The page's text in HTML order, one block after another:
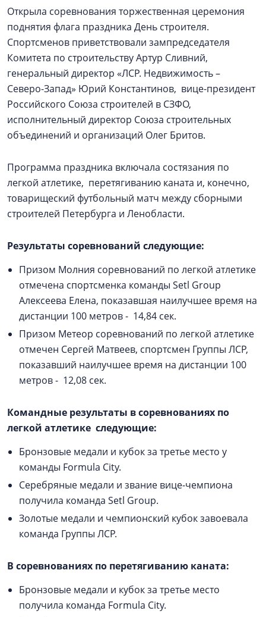
Открыла соревнования торжественная церемония
поднятия флага праздника День строителя.
Спортсменов приветствовали зампредседателя
Комитета по строительству Артур Сливний,
генеральный директор «ЛСР. Недвижимость –
Северо-Запад» Юрий Константинов, вице-президент
Российского Союза строителей в СЗФО,
исполнительный директор Союза строительных
объединений и организаций Олег Бритов.
Программа праздника включала состязания по
легкой атлетике, перетягиванию каната и, конечно,
товарищеский футбольный матч между сборными
строителей Петербурга и Ленобласти.
Результаты соревнований следующие:
Призом Молния соревнований по легкой атлетике
отмечена спортсменка команды Setl Group
Алексеева Елена, показавшая наилучшее время на
дистанции 100 метров - 14,84 сек.
Призом Метеор соревнований по легкой атлетике
отмечен Сергей Матвеев, спортсмен Группы ЛСР,
показавший наилучшее время на дистанции 100
метров - 12,08 сек.
Командные результаты в соревнованиях по
легкой атлетике следующие:
Бронзовые медали и кубок за третье место у
команды Formula City.
Серебряные медали и звание вице-чемпиона
получила команда Setl Group.
Золотые медали и чемпионский кубок завоевала
команда Группы ЛСР.
В соревнованиях по перетягиванию каната:
Бронзовые медали и кубок за третье место
получила команда Formula City.